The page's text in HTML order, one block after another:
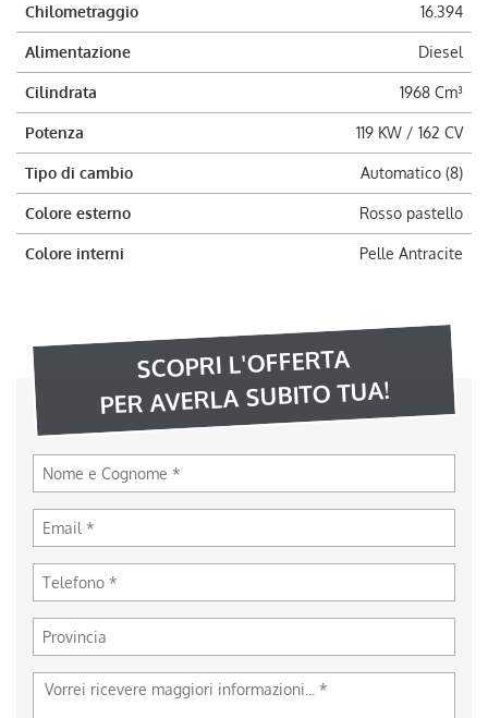
Chilometraggio 16.394
Alimentazione Diesel
Cilindrata 1968 Cm³
Potenza 119 KW / 162 CV
Tipo di cambio Automatico (8)
Colore esterno Rosso pastello
Colore interni Pelle Antracite
SCOPRI L'OFFERTA
PER AVERLA SUBITO TUA!